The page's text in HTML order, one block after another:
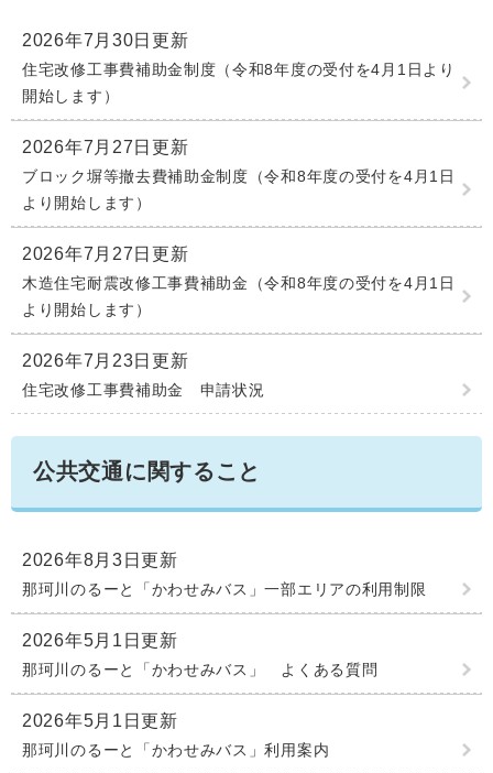
2026年7月30日更新
住宅改修工事費補助金制度（令和8年度の受付を4月1日より
開始します）
2026年7月27日更新
ブロック塀等撤去費補助金制度（令和8年度の受付を4月1日
より開始します）
2026年7月27日更新
木造住宅耐震改修工事費補助金（令和8年度の受付を4月1日
より開始します）
2026年7月23日更新
住宅改修工事費補助金 申請状況
公共交通に関すること
2026年8月3日更新
那珂川のるーと「かわせみバス」一部エリアの利用制限
2026年5月1日更新
那珂川のるーと「かわせみバス」 よくある質問
2026年5月1日更新
那珂川のるーと「かわせみバス」利用案内